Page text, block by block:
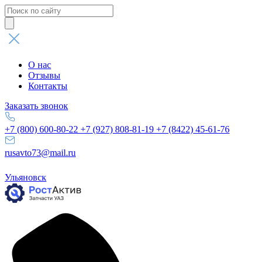
Поиск
товаров
О нас
Отзывы
Контакты
Заказать звонок
+7 (800) 600-80-22 +7 (927) 808-81-19 +7 (8422) 45-61-76
rusavto73@mail.ru
Ульяновск